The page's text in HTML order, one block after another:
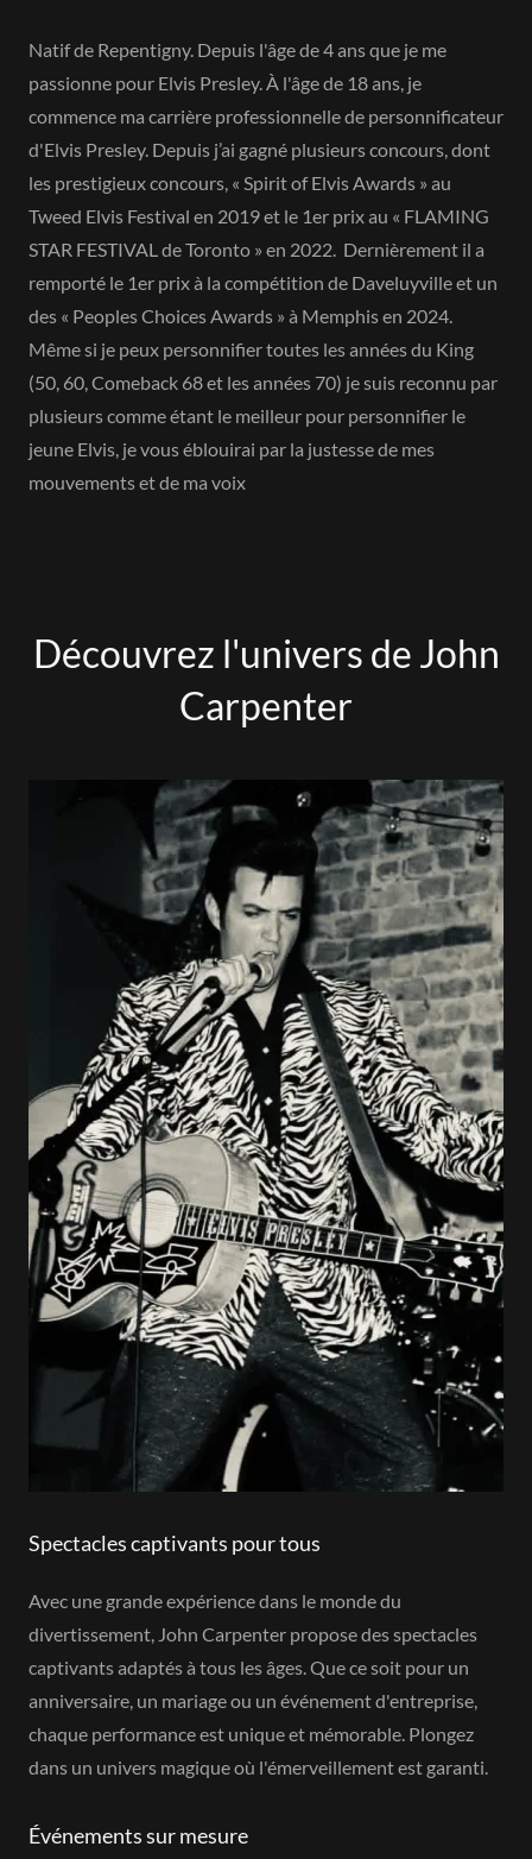
Natif de Repentigny. Depuis l'âge de 4 ans que je me
passionne pour Elvis Presley. À l'âge de 18 ans, je
commence ma carrière professionnelle de personnificateur
d'Elvis Presley. Depuis j’ai gagné plusieurs concours, dont
les prestigieux concours, « Spirit of Elvis Awards » au
Tweed Elvis Festival en 2019 et le 1er prix au « FLAMING
STAR FESTIVAL de Toronto » en 2022. Dernièrement il a
remporté le 1er prix à la compétition de Daveluyville et un
des « Peoples Choices Awards » à Memphis en 2024.
Même si je peux personnifier toutes les années du King
(50, 60, Comeback 68 et les années 70) je suis reconnu par
plusieurs comme étant le meilleur pour personnifier le
jeune Elvis, je vous éblouirai par la justesse de mes
mouvements et de ma voix
Découvrez l'univers de John
Carpenter
Spectacles captivants pour tous
Avec une grande expérience dans le monde du
divertissement, John Carpenter propose des spectacles
captivants adaptés à tous les âges. Que ce soit pour un
anniversaire, un mariage ou un événement d'entreprise,
chaque performance est unique et mémorable. Plongez
dans un univers magique où l'émerveillement est garanti.
Événements sur mesure